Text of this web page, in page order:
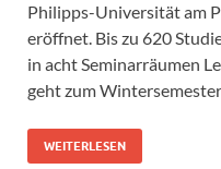
Philipps-Universität am
eröffnet. Bis zu 620
in acht Seminarräumen
geht zum
WEITERLESEN